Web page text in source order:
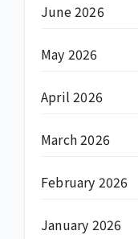
June 2026
May 2026
April 2026
March 2026
February 2026
January 2026